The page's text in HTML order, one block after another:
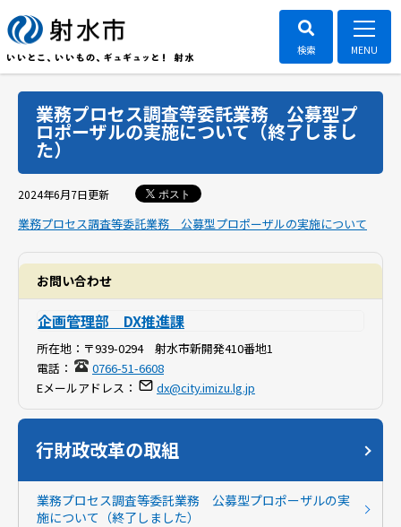
業務プロセス調査等委託業務 公募型プ
ロポーザルの実施について（終了しまし
た）
2024年6月7日更新 ポスト
業務プロセス調査等委託業務 公募型プロポーザルの実施について
お問い合わせ
企画管理部 DX推進課
所在地： 〒939-0294 射水市新開発410番地1
電話：
0766-51-6608
Eメールアドレス：
dx@city.imizu.lg.jp
行財政改革の取組
業務プロセス調査等委託業務 公募型プロポーザルの実
施について（終了しました）